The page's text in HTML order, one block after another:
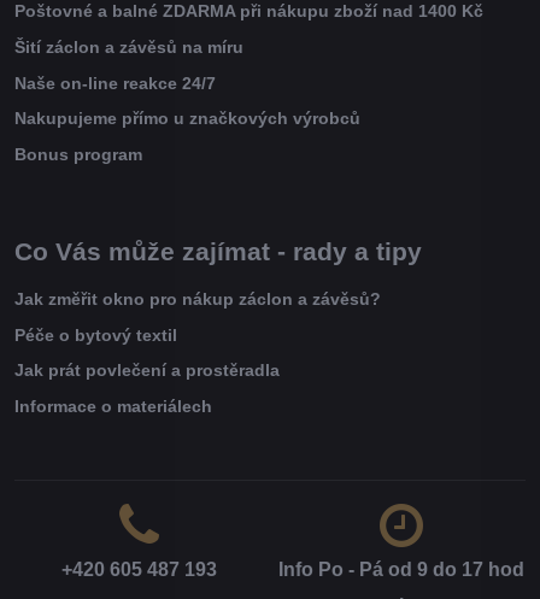
Poštovné a balné ZDARMA při nákupu zboží nad 1400 Kč
Šití záclon a závěsů na míru
Naše on-line reakce 24/7
Nakupujeme přímo u značkových výrobců
Bonus program
Co Vás může zajímat - rady a tipy
Jak změřit okno pro nákup záclon a závěsů?
Péče o bytový textil
Jak prát povlečení a prostěradla
Informace o materiálech
+420 605 487 193
Info Po - Pá od 9 do 17 hod​
.